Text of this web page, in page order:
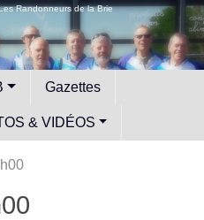
Randonneurs de la Brie
Gazettes
& VIDÉOS